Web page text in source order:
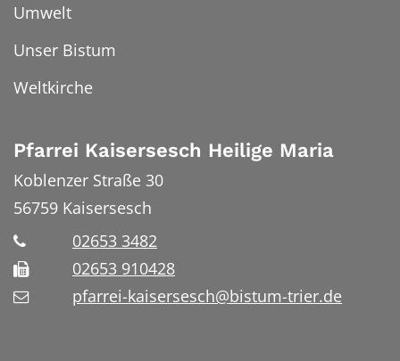
Umwelt
Unser Bistum
Weltkirche
Pfarrei Kaisersesch Heilige Maria
Koblenzer Straße 30
56759 Kaisersesch
02653 3482
02653 910428
pfarrei-kaisersesch@bistum-trier.de